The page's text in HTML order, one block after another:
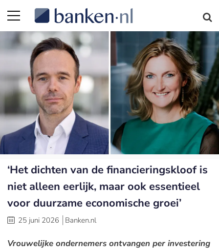
‘Het dichten van de financieringskloof is
niet alleen eerlijk, maar ook essentieel
voor duurzame economische groei’
25 juni 2026 Banken.nl
Vrouwelijke ondernemers ontvangen per investering